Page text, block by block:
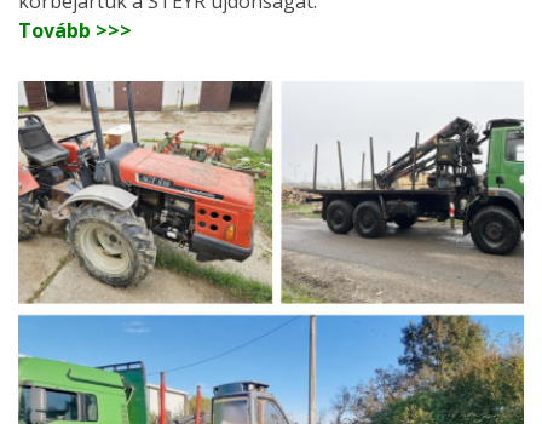
Tovább >>>